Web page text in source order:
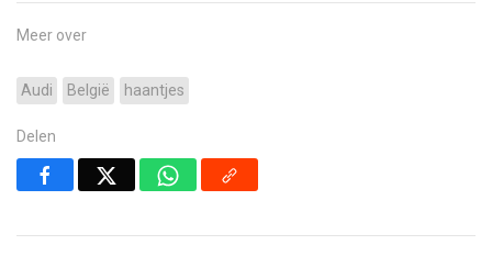
Meer over
Audi België haantjes
Delen